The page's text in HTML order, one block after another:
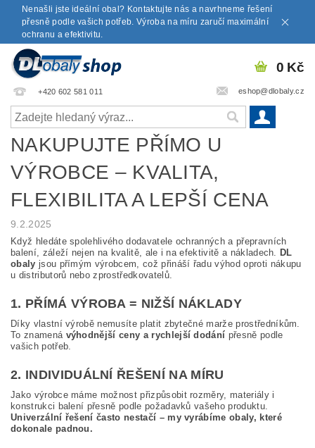
Nenašli jste ideální obal? Kontaktujte nás a navrhneme řešení
přesně podle vašich potřeb. Výroba na míru zaručí maximální
ochranu a efektivitu.
+420 602 581 011 eshop@dlobaly.cz
0 Kč
NAKUPUJTE PŘÍMO U
VÝROBCE – KVALITA,
FLEXIBILITA A LEPŠÍ CENA
9.2.2025
Když hledáte spolehlivého dodavatele ochranných a přepravních
balení, záleží nejen na kvalitě, ale i na efektivitě a nákladech. DL
obaly jsou přímým výrobcem, což přináší řadu výhod oproti nákupu
u distributorů nebo zprostředkovatelů.
1. PŘÍMÁ VÝROBA = NIŽŠÍ NÁKLADY
Díky vlastní výrobě nemusíte platit zbytečné marže prostředníkům.
To znamená výhodnější ceny a rychlejší dodání přesně podle
vašich potřeb.
2. INDIVIDUÁLNÍ ŘEŠENÍ NA MÍRU
Jako výrobce máme možnost přizpůsobit rozměry, materiály i
konstrukci balení přesně podle požadavků vašeho produktu.
Univerzální řešení často nestačí – my vyrábíme obaly, které
dokonale padnou.